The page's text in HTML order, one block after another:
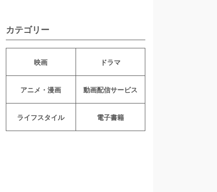
カテゴリー
映画 ドラマ
アニメ・漫画 動画配信サービス
ライフスタイル 電子書籍